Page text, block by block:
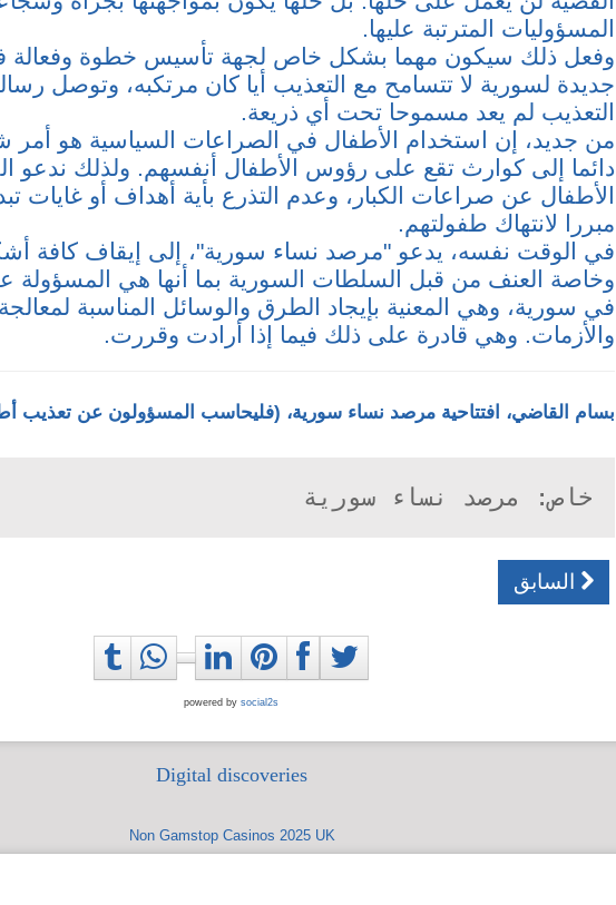
المسؤوليات المترتبة عليها.
وفعل ذلك سيكون مهما بشكل خاص لجهة تأسيس خطوة
جديدة لسورية لا تتسامح مع التعذيب أيا كان مرتكبه، وتوصل
التعذيب لم يعد مسموحا تحت أي ذريعة.
من جديد، إن استخدام الأطفال في الصراعات السياسية هو
دائما إلى كوارث تقع على رؤوس الأطفال أنفسهم. ولذلك ندعو
الأطفال عن صراعات الكبار، وعدم التذرع بأية أهداف أو غايات
مبررا لانتهاك طفولتهم.
في الوقت نفسه، يدعو "مرصد نساء سورية"، إلى إيقاف كافة
وخاصة العنف من قبل السلطات السورية بما أنها هي المسؤولة
في سورية، وهي المعنية بإيجاد الطرق والوسائل المناسبة
والأزمات. وهي قادرة على ذلك فيما إذا أرادت وقررت.
بسام القاضي، افتتاحية مرصد نساء سورية، (فليحاسب المسؤولون عن تعذيب
خاص: مرصد نساء سورية
السابق
powered bysocial2s
Digital discoveries
Non Gamstop Casinos 2025 UK